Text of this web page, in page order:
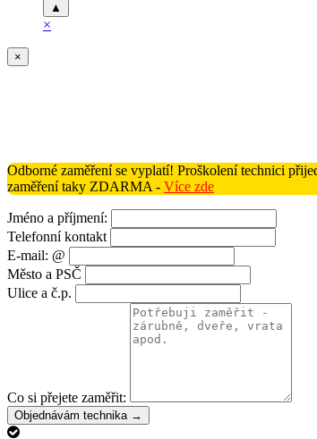
▲
×
×
Odborné zaměření se vyplatí! Proškolení technici
zaměření taky ZDARMA - Více zde
Jméno a příjmení:
Telefonní kontakt
E-mail: @
Město a PSČ
Ulice a č.p.
Co si přejete zaměřit:
Objednávám technika →